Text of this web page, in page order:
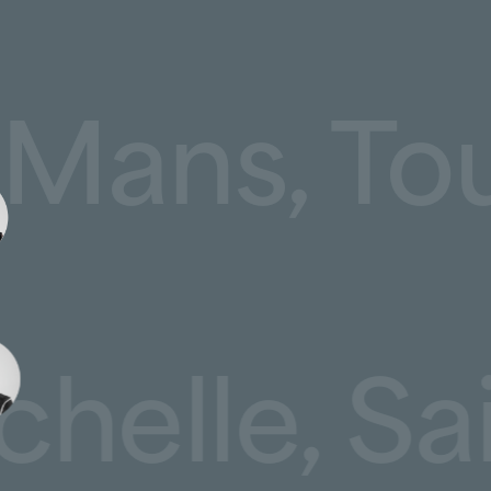
d’étanchéité et les points singuliers.
aux spécificités locales,
et de bardage,
et zones sensibles,
orageux,
fortement exposées.
sur des bâtiments récents comme
pris en charge